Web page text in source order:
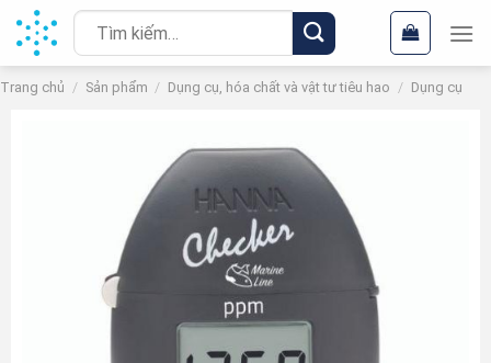
Chuyển
đến
nội
dung
Tìm
kiếm:
Trang chủ / Sản phẩm / Dụng cụ, hóa chất và vật tư tiêu hao / Dụng cụ